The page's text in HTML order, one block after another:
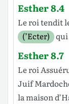
Esther 8.4
Leroitendit
(’Ecter) qui
Esther 8.7
Leroi
Juif
lamaison